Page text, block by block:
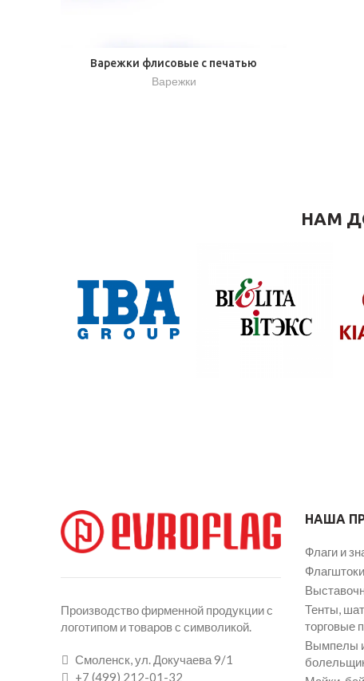
Варежки флисовые с печатью
Варежки
НАМ
Производство фирменной продукции с
логотипом и товаров с символикой.
Смоленск, ул. Докучаева 9/1
+7 (499) 212-01-32
НАША
Флаги и
Тенты,
торговые
Вымпелы